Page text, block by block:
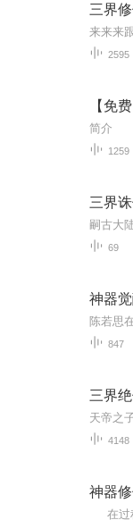
三界
来来来
2595
1259
三界
69
神器
847
三界
4148
神器